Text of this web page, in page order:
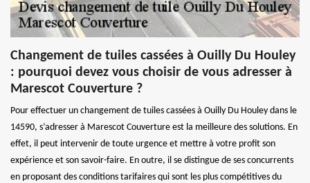
Changement de tuiles cassées à Ouilly Du Houley
: pourquoi devez vous choisir de vous adresser à
Marescot Couverture ?
Pour effectuer un changement de tuiles cassées à Ouilly Du Houley dans le
14590, s’adresser à Marescot Couverture est la meilleure des solutions. En
effet, il peut intervenir de toute urgence et mettre à votre profit son
expérience et son savoir-faire. En outre, il se distingue de ses concurrents
en proposant des conditions tarifaires qui sont les plus compétitives du